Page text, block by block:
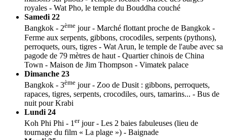
royales - Wat Pho, le temple du Bouddha couché
Samedi 22
Bangkok - 2ème jour - Marché flottant proche de Bangkok -
Ferme aux serpents, gibbons, crocodiles, serpents (pythons),
perroquets, ours, tigres - Wat Arun, le temple de l'aube avec sa
pagode de 79 mètres de haut - Quartier chinois de China
Town - Maison de Jim Thompson - Vimatek palace
Dimanche 23
Bangkok - 3ème jour - Zoo de Dusit : gibbons, perroquets,
rapaces, tigres, serpents, crocodiles, ours, tamarins... - Bus de
nuit pour Krabi
Lundi 24
Koh Phi Phi - 1 erjour - Les 2 baies fabuleuses (lieu de
tournage du film « La plage ») - Baignade